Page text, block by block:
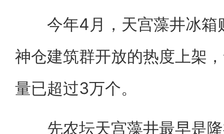
今年4月，天宫藻井冰箱
神仓建筑群开放的热度上架
量已超过3万个。
先农坛天宫藻井最早是隆